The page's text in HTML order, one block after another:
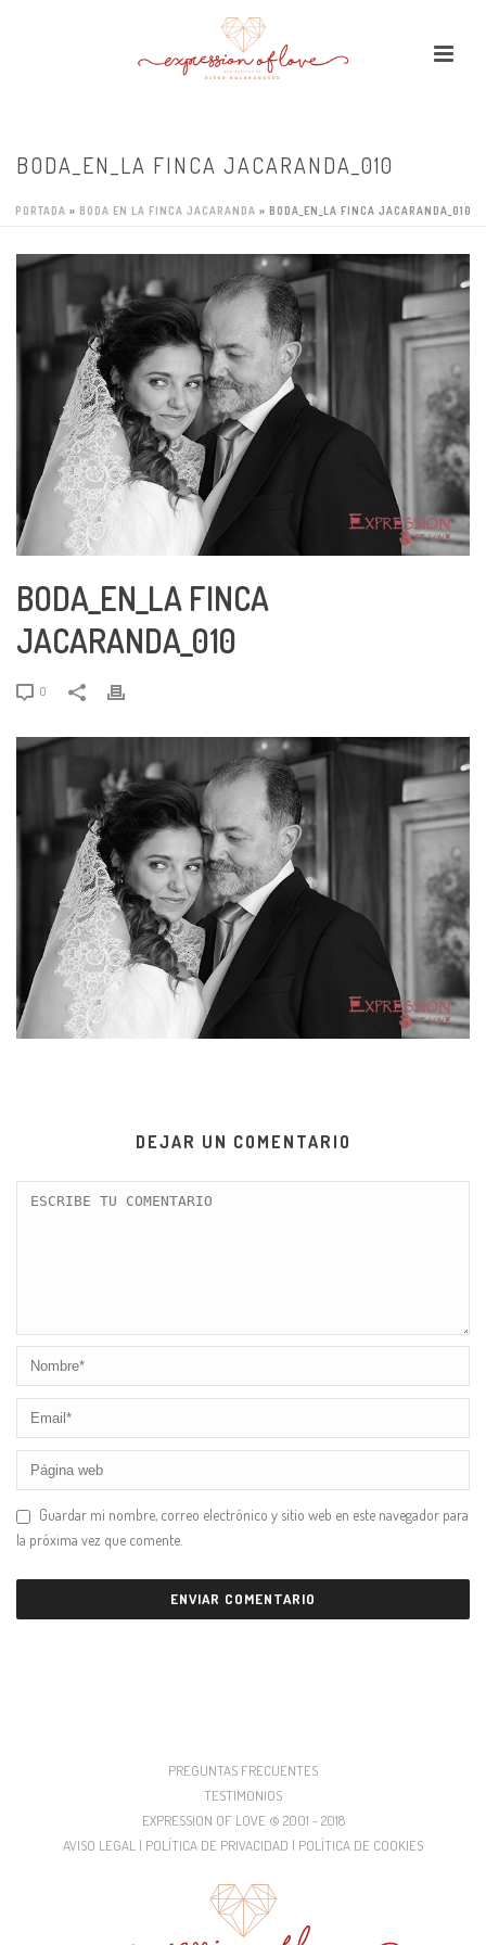
BODA_EN_LA FINCA JACARANDA_010
PORTADA » BODA EN LA FINCA JACARANDA » BODA_EN_LA FINCA JACARANDA_010
BODA_EN_LA FINCA
JACARANDA_010
0
DEJAR UN COMENTARIO
Guardar mi nombre, correo electrónico y sitio web en este navegador para
la próxima vez que comente.
PREGUNTAS FRECUENTES
TESTIMONIOS
EXPRESSION OF LOVE © 2001 - 2018
AVISO LEGAL | POLÍTICA DE PRIVACIDAD | POLÍTICA DE COOKIES